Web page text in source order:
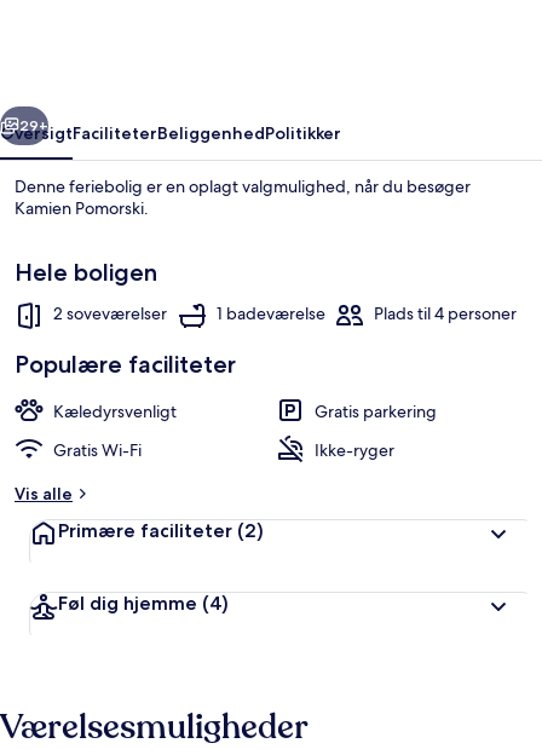
Næste
29+
OversigtFaciliteterBeliggenhedPolitikker
Denne feriebolig er en oplagt valgmulighed, når du besøger
Kamien Pomorski.
Hele boligen
2 soveværelser 1 badeværelse Plads til 4 personer
Populære faciliteter
Kæledyrsvenligt
Gratis parkering
Gratis Wi-Fi
Ikke-ryger
Vis alle
Primære faciliteter (2)
Føl dig hjemme (4)
Værelsesmuligheder